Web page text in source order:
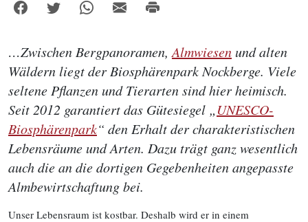
…Zwischen Bergpanoramen, Almwiesenund alten
Wäldern liegt der Biosphärenpark Nockberge. Viele
seltene Pflanzen und Tierarten sind hier heimisch.
Seit 2012 garantiert das Gütesiegel „UNESCO-
Biosphärenpark“ den Erhalt der charakteristischen
Lebensräume und Arten. Dazu trägt ganz wesentlich
auch die an die dortigen Gegebenheiten angepasste
Almbewirtschaftung bei.
Unser Lebensraum ist kostbar. Deshalb wird er in einem